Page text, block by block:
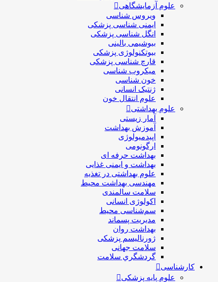
علوم آزمایشگاهی
ویروس شناسی
ایمنی شناسی پزشكی
انگل شناسی پزشکی
بیوشیمی بالینی
بیوتکنولوژی پزشکی
قارچ شناسی پزشکی
ميكروب شناسی
خون شناسی
ژنتیک انسانی
علوم انتقال خون
علوم بهداشتی
آمار زیستی
آموزش بهداشت
اپیدمیولوژی
ارگونومی
بهداشت حرفه ای
بهداشت و ایمنی غذایی
علوم بهداشتی در تغذیه
مهندسی بهداشت محيط
سلامت سالمندی
اکولوژی انسانی
سم‌شناسی محیط
مدیریت پسماند
بهداشت روان
ژورنالیسم پزشکی
سلامت جهانی
گردشگري سلامت
کارشناسی
علوم پایه پزشکی